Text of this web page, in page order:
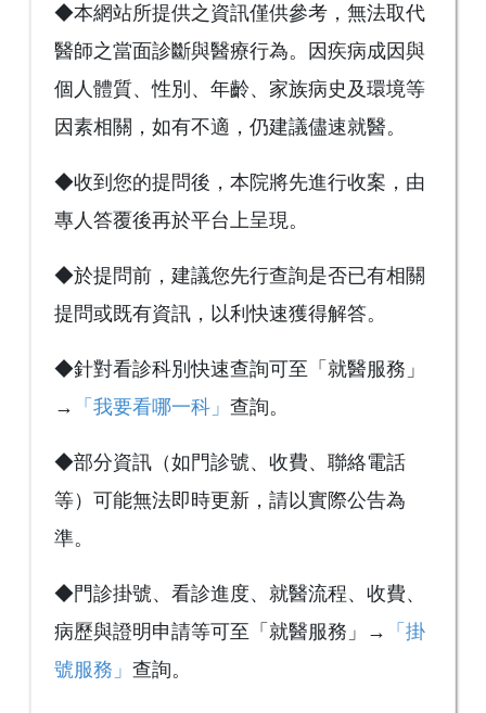
◆本網站所提供之資訊僅供參考，無法取代
醫師之當面診斷與醫療行為。因疾病成因與
個人體質、性別、年齡、家族病史及環境等
因素相關，如有不適，仍建議儘速就醫。
◆收到您的提問後，本院將先進行收案，由
專人答覆後再於平台上呈現。
◆於提問前，建議您先行查詢是否已有相關
提問或既有資訊，以利快速獲得解答。
◆針對看診科別快速查詢可至「就醫服務」
→
「我要看哪一科」 查詢。
◆部分資訊（如門診號、收費、聯絡電話
等）可能無法即時更新，請以實際公告為
準。
◆門診掛號、看診進度、就醫流程、收費、
病歷與證明申請等可至「就醫服務」→
「掛
號服務」 查詢。